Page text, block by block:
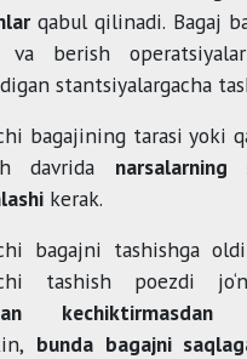
qabul qilinadi. Bagaj
va berish
stantsiyalargacha
bagajining tarasi yoki
davrida narsalarning
kerak.
bagajni tashishga
tashish poezdi
kechiktirmasdan
bunda bagajni